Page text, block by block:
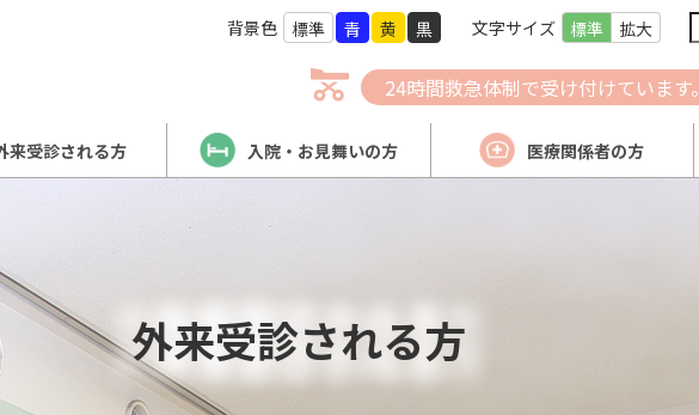
文字サイズ 標準 拡大
背景色 標準 青 黄 黒
24時間救急体制で受け付けています。
来受診される方 入院・お見舞いの方 医療関係者の方
外来受診される方